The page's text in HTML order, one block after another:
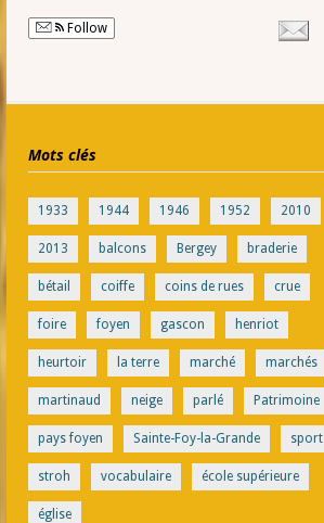
Follow
Mots clés
1933 1944 1946 1952 2010
2013 balcons Bergey braderie
bétail coiffe coins de rues crue
foire foyen gascon henriot
heurtoir la terre marché marchés
martinaud neige parlé Patrimoine
pays foyen Sainte-Foy-la-Grande sport
stroh vocabulaire école supérieure
église